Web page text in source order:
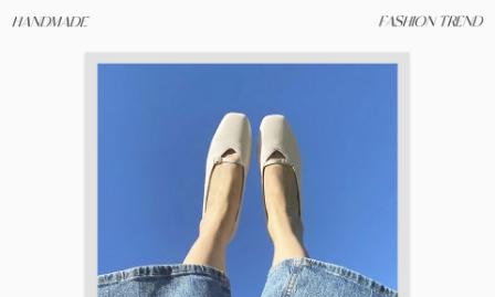
１．透過由恩沛科技股份有限公司提供之「AFTEE先享後付」服務完成之交
易，需依本服務之必要範圍內提供個人資料，並將交易相關給付款項請求債
３．未成年的使用者請事先徵得法定代理人或監護人之同意方可使用
「AFTEE先享後付」，若未經同意申辦者引起之損失，本公司不負相關責
４．使用「AFTEE先享後付」時，將依據個別帳號之用戶狀況，依本公司即
時審查核予不同之上限額度；若仍有額度不足之情形，本公司將視審查結果
５．嚴禁一人註冊多個帳號或使用他人資訊註冊。若發現惡意使用之情形，
恩沛科技股份有限公司將有權停止該用戶之使用額度並採取法律行動。